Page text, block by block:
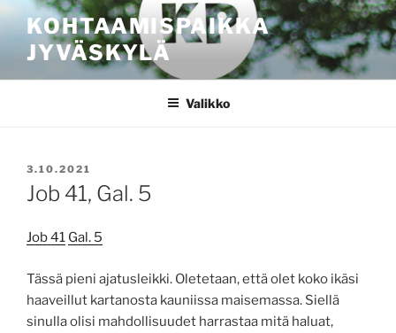
sisältöönKOHTAAMISPAIKKA
JYVÄSKYLÄ
Valikko
JULKAISTU
3.10.2021
Job 41, Gal. 5
Job 41 Gal. 5
Tässä pieni ajatusleikki. Oletetaan, että olet koko ikäsi
haaveillut kartanosta kauniissa maisemassa. Siellä
sinulla olisi mahdollisuudet harrastaa mitä haluat,